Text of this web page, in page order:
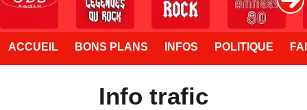
ACCUEIL BONS PLANS INFOS POLITIQUE
Info trafic